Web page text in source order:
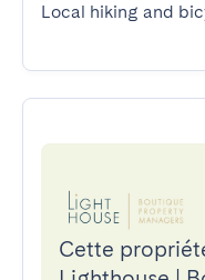
Local hiking and
Cette